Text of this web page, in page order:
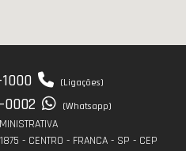
(Ligações)
0002 (Whatsapp)
- CENTRO - FRANCA - SP - CEP